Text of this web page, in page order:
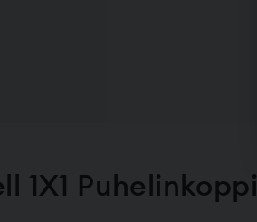
1X1 Puhelinkoppi